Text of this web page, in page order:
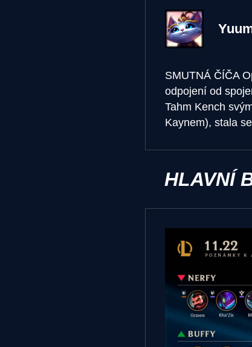
SMUTNÁ ČÍČA
odpojení od
Tahm Kench
Kaynem), stala
HLAVNÍ